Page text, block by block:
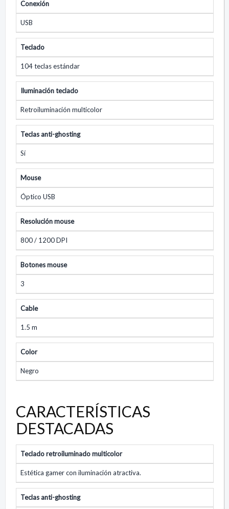
Conexión
USB
Teclado
104 teclas estándar
Iluminación teclado
Retroiluminación multicolor
Teclas anti-ghosting
Sí
Mouse
Óptico USB
Resolución mouse
800 / 1200 DPI
Botones mouse
3
Cable
1.5 m
Color
Negro
CARACTERÍSTICAS
DESTACADAS
Teclado retroiluminado multicolor
Estética gamer con iluminación atractiva.
Teclas anti-ghosting